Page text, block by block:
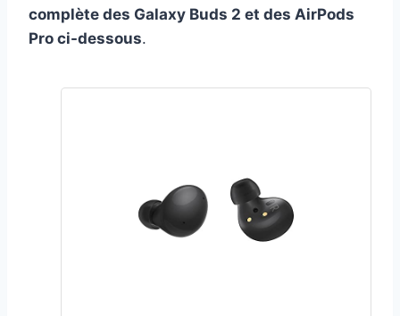
complète des Galaxy Buds 2 et des AirPods
Pro ci-dessous.